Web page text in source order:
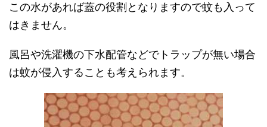
この水があれば蓋の役割となりますので蚊も入って
はきません。
風呂や洗濯機の下水配管などでトラップが無い場合
は蚊が侵入することも考えられます。